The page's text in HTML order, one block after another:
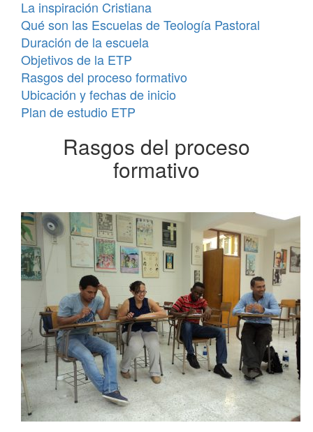
La inspiración Cristiana
Qué son las Escuelas de Teología Pastoral
Duración de la escuela
Objetivos de la ETP
Rasgos del proceso formativo
Ubicación y fechas de inicio
Plan de estudio ETP
Rasgos del proceso
formativo